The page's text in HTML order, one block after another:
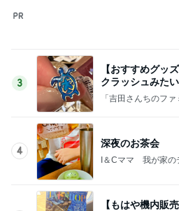
5
このジャンルの記事をもっと見る
次世代掃除機がやって
Amebaトピックス 8時間前
暑い日のレストランは
Amebaトピックス 1日前